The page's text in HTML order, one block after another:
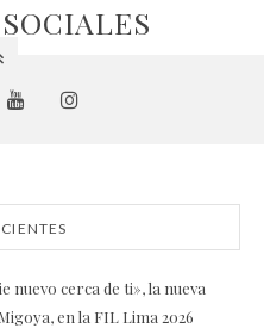
nuevo cerca de ti», la nueva
en la FIL Lima 2026